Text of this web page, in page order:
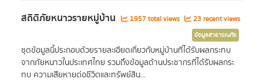
สถิติภัยหนาวรายหมู่บ้าน 1957 total views 23 recent views
ข้อมูลสาธารณภัย
ชุดข้อมูลนี้ประกอบด้วยรายละเอียดเกี่ยวกับหมู่บ้านที่ได้รับผลกระทบ
จากภัยหนาวในประเทศไทย รวมถึงข้อมูลด้านประชากรที่ได้รับผลกระ
ทบ ความเสียหายต่อชีวิตและทรัพย์สิน...